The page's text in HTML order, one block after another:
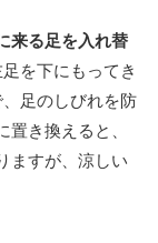
来る足を入れ替
を下にもってき
足のしびれを防
き換えると、
ますが、涼しい